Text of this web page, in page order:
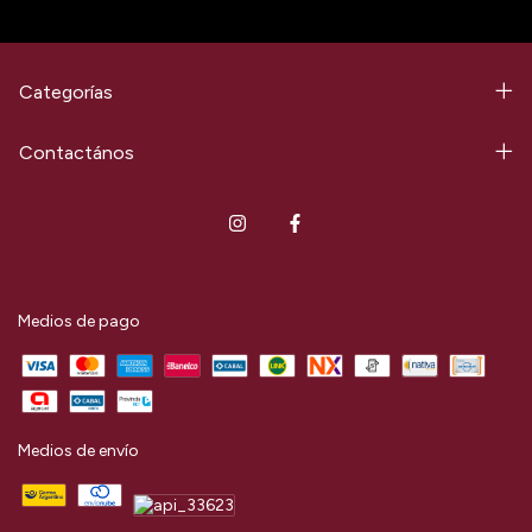
Categorías
Contactános
Medios de pago
Medios de envío